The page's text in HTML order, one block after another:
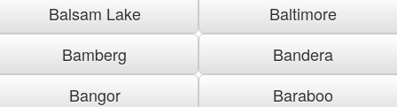
Balsam Lake
Baltimore
Bamberg
Bandera
Bangor
Baraboo